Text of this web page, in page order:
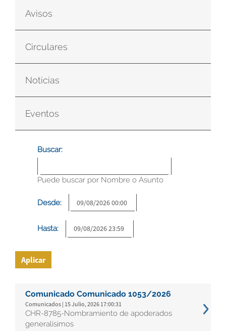
Avisos
Circulares
Noticias
Eventos
Buscar:
Puede buscar por Nombre o Asunto
Desde:
Hasta:
Aplicar
Comunicado Comunicado 1053/2026
Comunicados | 15 Julio, 2026 17:00:31
CHR-8785-Nombramiento de apoderados
generalísimos